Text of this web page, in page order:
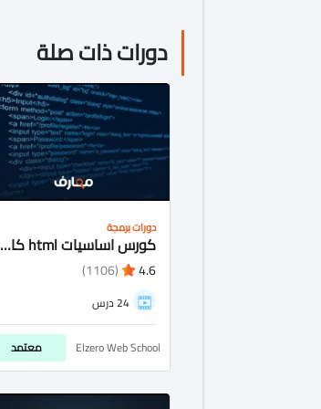
دورات ذات صلة
دورات برمجة
كورس اساسيات html كامل شرح عربى للمبتدئيين
4.6
(1106)
24 درس
Elzero Web School معتمد